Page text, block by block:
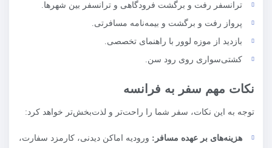
ترانسفر رفت و برگشت فرودگاهی و ترانسفر بین شهرها.
پرواز رفت و برگشت و بیمه‌نامه مسافرتی.
بازدید از موزه لوور با راهنمای تخصصی.
کشتی‌سواری روی رود سن.
نکات مهم سفر به فرانسه
توجه به این نکات، سفر شما را راحت‌تر و لذت‌بخش‌تر خواهد کرد:
هزینه‌های بر عهده مسافر: ورودیه اماکن دیدنی، کارمزد سفارت،